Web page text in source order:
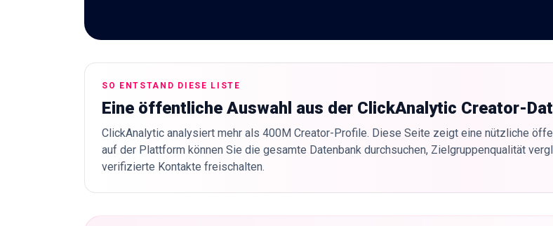
SO ENTSTAND DIESE LISTE
Eine öffentliche Auswahl aus der ClickAnalytic Creator-
ClickAnalytic analysiert mehr als 400M Creator-Profile. Diese Seite zeigt eine nützliche
auf der Plattform können Sie die gesamte Datenbank durchsuchen, Zielgruppenqualität
verifizierte Kontakte freischalten.